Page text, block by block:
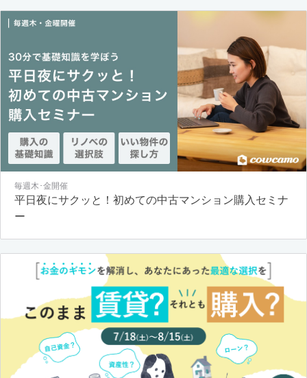
毎週木･金開催
平日夜にサクッと！初めての中古マンション購入セミナ
ー